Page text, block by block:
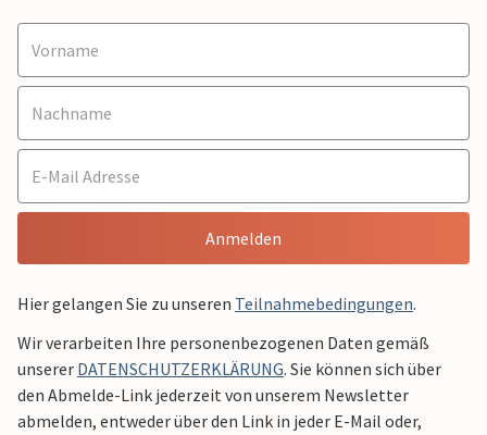
Anmelden
Hier gelangen Sie zu unseren Teilnahmebedingungen.
Wir verarbeiten Ihre personenbezogenen Daten gemäß
unserer DATENSCHUTZERKLÄRUNG. Sie können sich über
den Abmelde-Link jederzeit von unserem Newsletter
abmelden, entweder über den Link in jeder E-Mail oder,